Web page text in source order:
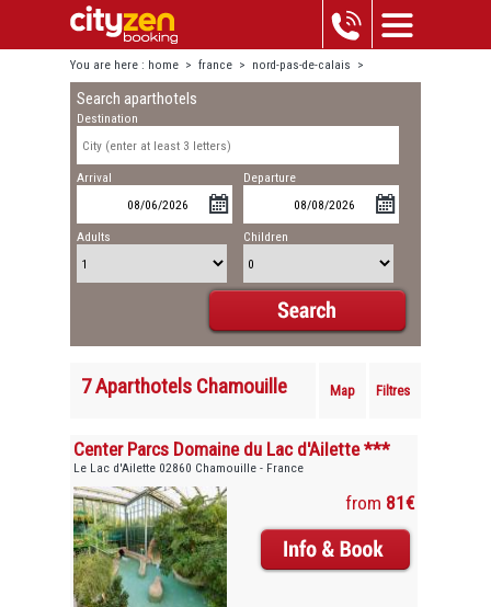
You are here : home > france > nord-pas-de-calais >
chamouille
Search aparthotels
Destination
Arrival Departure
Adults Children
7 Aparthotels Chamouille Map Filtres
Center Parcs Domaine du Lac d'Ailette ***
Le Lac d'Ailette 02860 Chamouille - France
from 81€